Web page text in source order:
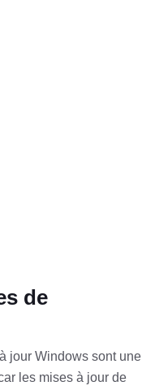
de
jour Windows sont une
les mises à jour de